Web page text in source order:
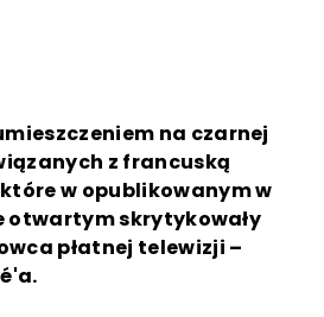
na czarnej
z francuską
w opublikowanym w
otwartym skrytykowały
płatnej telewizji –